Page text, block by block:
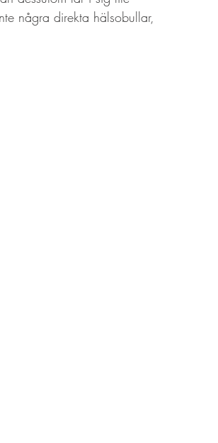
några direkta hälsobullar,